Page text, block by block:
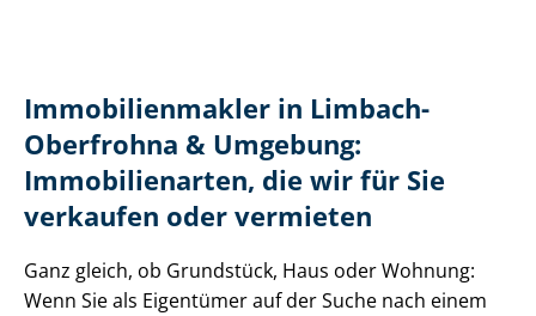
Im­mo­bi­li­en­mak­ler in Limbach-
Oberfrohna & Umgebung:
Immobilienarten, die wir für Sie
verkaufen oder vermieten
Ganz gleich, ob Grundstück, Haus oder Wohnung:
Wenn Sie als Eigentümer auf der Suche nach einem